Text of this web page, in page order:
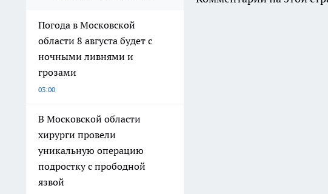
Погода в Московской
области 8 августа будет с
ночными ливнями и
грозами
03:00
В Московской области
хирурги провели
уникальную операцию
подростку с прободной
язвой